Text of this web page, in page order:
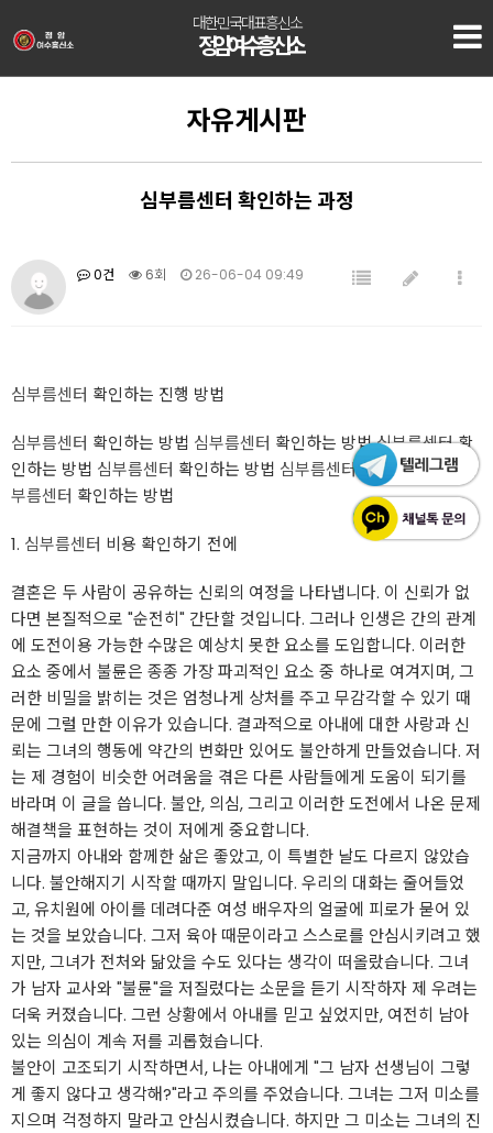
대한민국대표흥신소
정암 여수흥신소
자유게시판
심부름센터 확인하는 과정
0건 6회 26-06-04 09:49
심부름센터 확인하는 진행 방법
심부름센터 확인하는 방법 심부름센터 확인하는 방법심부름센터확
인하는 방법 심부름센터 확인하는 방법 심부름센터확인하는 방법
심
부름센터 확인하는 방법
1. 심부름센터 비용 확인하기 전에
결혼은 두 사람이 공유하는 신뢰의 여정을 나타냅니다. 이 신뢰가 없
다면 본질적으로 "순전히" 간단할 것입니다. 그러나 인생은 간의 관계
에 도전이용 가능한 수많은 예상치 못한 요소를 도입합니다. 이러한
요소 중에서 불륜은 종종 가장 파괴적인 요소 중 하나로 여겨지며, 그
러한 비밀을 밝히는 것은 엄청나게 상처를 주고 무감각할 수 있기 때
문에 그럴 만한 이유가 있습니다. 결과적으로 아내에 대한 사랑과 신
뢰는 그녀의 행동에 약간의 변화만 있어도 불안하게 만들었습니다. 저
는 제 경험이 비슷한 어려움을 겪은 다른 사람들에게 도움이 되기를
바라며 이 글을 씁니다. 불안, 의심, 그리고 이러한 도전에서 나온 문제
해결책을 표현하는 것이 저에게 중요합니다.
지금까지 아내와 함께한 삶은 좋았고, 이 특별한 날도 다르지 않았습
니다. 불안해지기 시작할 때까지 말입니다. 우리의 대화는 줄어들었
고, 유치원에 아이를 데려다준 여성 배우자의 얼굴에 피로가 묻어 있
는 것을 보았습니다. 그저 육아 때문이라고 스스로를 안심시키려고 했
지만, 그녀가 전처와 닮았을 수도 있다는 생각이 떠올랐습니다. 그녀
가 남자 교사와 "불륜"을 저질렀다는 소문을 듣기 시작하자 제 우려는
더욱 커졌습니다. 그런 상황에서 아내를 믿고 싶었지만, 여전히 남아
있는 의심이 계속 저를 괴롭혔습니다.
불안이 고조되기 시작하면서, 나는 아내에게 "그 남자 선생님이 그렇
게 좋지 않다고 생각해?"라고 주의를 주었습니다. 그녀는 그저 미소를
지으며 걱정하지 말라고 안심시켰습니다. 하지만 그 미소는 그녀의 진